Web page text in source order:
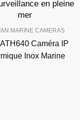
MARINE CAMERAS
Caméra IP
Inox Marine